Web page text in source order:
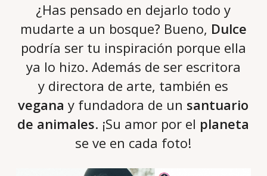
¿Has pensado en dejarlo todo y
mudarte a un bosque? Bueno, Dulce
podría ser tu inspiración porque ella
ya lo hizo. Además de ser escritora
y directora de arte, también es
vegana y fundadora de un santuario
de animales. ¡Su amor por el planeta
se ve en cada foto!